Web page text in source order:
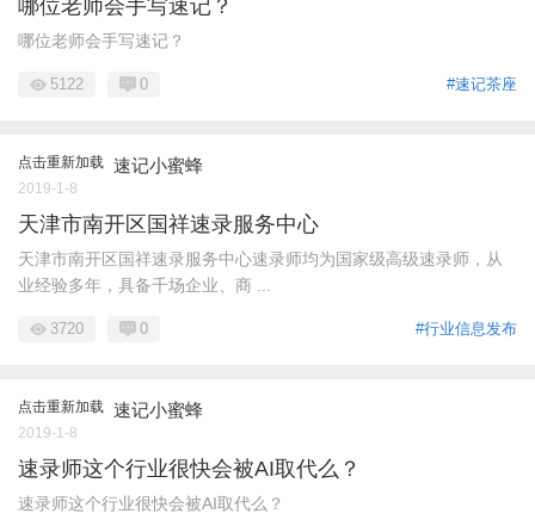
哪位老师会手写速记？
哪位老师会手写速记？
#速记茶座
5122 0
点击重新加载 速记小蜜蜂
2019-1-8
天津市南开区国祥速录服务中心
天津市南开区国祥速录服务中心速录师均为国家级高级速录师，从
业经验多年，具备千场企业、商 ...
#行业信息发布
3720 0
点击重新加载 速记小蜜蜂
2019-1-8
速录师这个行业很快会被AI取代么？
速录师这个行业很快会被AI取代么？